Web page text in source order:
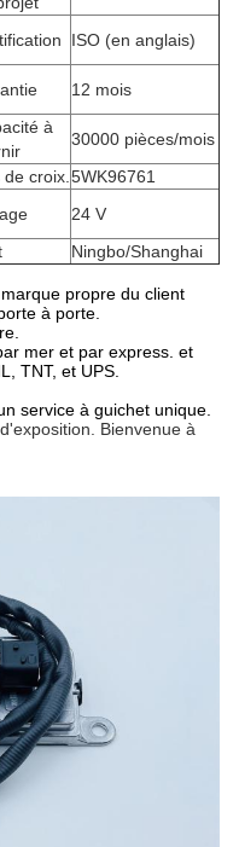
ISO (en anglais)
12 mois
à
30000 pièces/mois
de croix. 5WK96761
24 V
Ningbo/Shanghai
propre du client
à porte.
mer et par express. et
TNT, et UPS.
service à guichet unique.
Bienvenue à